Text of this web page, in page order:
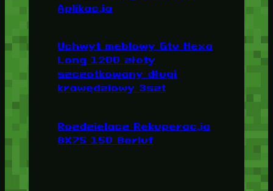
Aplikacja
Uchwyt meblowy Gtv Hexa
Long 1200 złoty
szczotkowany długi
krawędziowy 3szt
Rozdzielacz Rekuperacja
8X75 150 Berluf